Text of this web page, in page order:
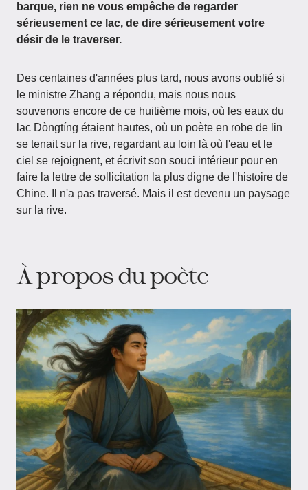
barque, rien ne vous empêche de regarder
sérieusement ce lac, de dire sérieusement votre
désir de le traverser.
Des centaines d'années plus tard, nous avons oublié si
le ministre Zhāng a répondu, mais nous nous
souvenons encore de ce huitième mois, où les eaux du
lac Dòngtíng étaient hautes, où un poète en robe de lin
se tenait sur la rive, regardant au loin là où l'eau et le
ciel se rejoignent, et écrivit son souci intérieur pour en
faire la lettre de sollicitation la plus digne de l'histoire de
Chine. Il n'a pas traversé. Mais il est devenu un paysage
sur la rive.
À propos du poète